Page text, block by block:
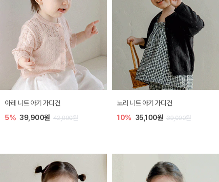
건
39,000원
[SIZE ~6Y] 로메이 라운지 셋업
10% 26,000원 20%